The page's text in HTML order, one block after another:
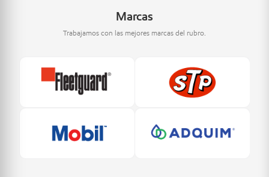
Marcas
Trabajamos con las mejores marcas del rubro.